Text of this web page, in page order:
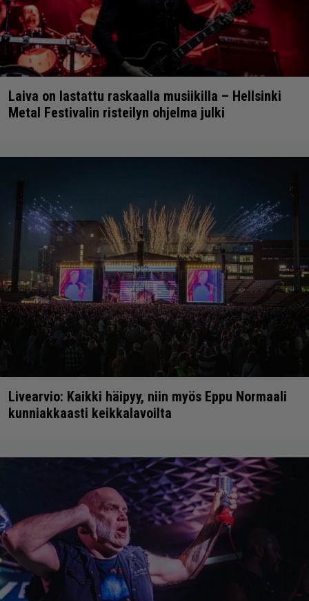
Laiva on lastattu raskaalla musiikilla – Hellsinki
Metal Festivalin risteilyn ohjelma julki
Livearvio: Kaikki häipyy, niin myös Eppu Normaali
kunniakkaasti keikkalavoilta